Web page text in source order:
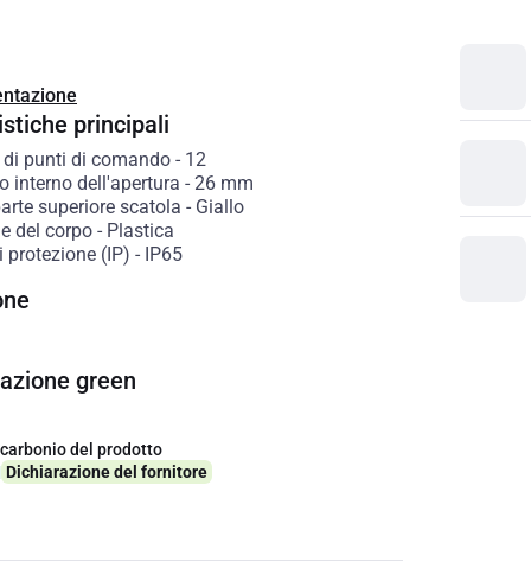
principali
di punti di comando- 12
interno dell'apertura - 26 mm
superiore scatola - Giallo
del corpo- Plastica
protezione (IP) - IP65
green
del prodotto
Dichiarazione del fornitore